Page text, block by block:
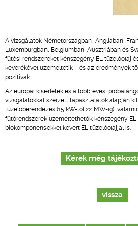
A vizsgálatok Németországban, Angliában,
Luxemburgban, Belgiumban, Ausztriában és
fűtési rendszereket kénszegény EL tüzelőolaj
keverékével üzemeltetik – és az eredmények
pozitívak.
Az európai kísérletek és a több éves,
vizsgálatokkal szerzett tapasztalatok alapján
tüzelőberendezés (15 kW-tól 22 MW-ig),
fűtőrendszerek üzemeltethetők kénszegény
biokomponensekkel kevert EL tüzelőolajjal is.
Kérek még
vissza